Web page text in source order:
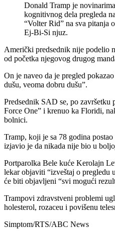
Donald Tramp je
kognitivnog dela pregleda
“Volter Rid” na sva pitanja
Ej-Bi-Si njuz.
Američki predsednik nije podelio
od početka njegovog drugog
On je naveo da je pregled
dušu, veoma dobru dušu”.
Predsednik SAD se, po završetku
Force One” i krenuo ka Floridi,
bolnici.
Tramp, koji je sa 78 godina
izjavio je da nikada nije bio u
Portparolka Bele kuće Kerolajn
lekar objaviti “izveštaj o pregledu
će biti objavljeni “svi mogući
Trampovi zdravstveni problemi
holesterol, rozaceu i povišenu
Simptom/RTS/ABC News